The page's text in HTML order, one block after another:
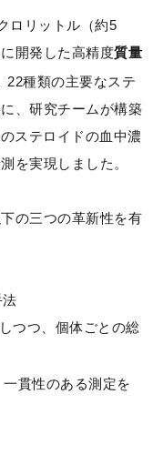
ロリットル（約5
開発した高精度質量
22種類の主要なステ
、研究チームが構築
ステロイドの血中濃
を実現しました。
の三つの革新性を有
つつ、個体ごとの総
貫性のある測定を